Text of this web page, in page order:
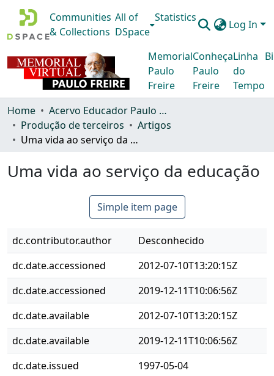
Communities
& Collections
All of
DSpace
Statistics
Log In
Memorial
Paulo
Freire
Conheça
Paulo
Freire
Linha
do
Tempo
Home
Acervo Educador Paulo Freire
Produção de terceiros
Artigos
Uma vida ao serviço da educação
Uma vida ao serviço da educação
Simple item page
dc.contributor.author
Desconhecido
dc.date.accessioned
2012-07-10T13:20:15Z
dc.date.accessioned
2019-12-11T10:06:56Z
dc.date.available
2012-07-10T13:20:15Z
dc.date.available
2019-12-11T10:06:56Z
dc.date.issued
1997-05-04